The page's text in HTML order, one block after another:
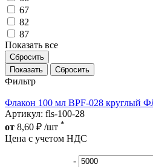
67
82
87
Показать все
Сбросить
Сбросить
Фильтр
Флакон 100 мл BPF-028 круглый
Артикул: fls-100-28
от 8,60 ₽ /шт *
Цена с учетом НДС
-